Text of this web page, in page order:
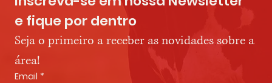
e fique por dentro
Seja o primeiro a receber as novidades sobre a
área!
Email *